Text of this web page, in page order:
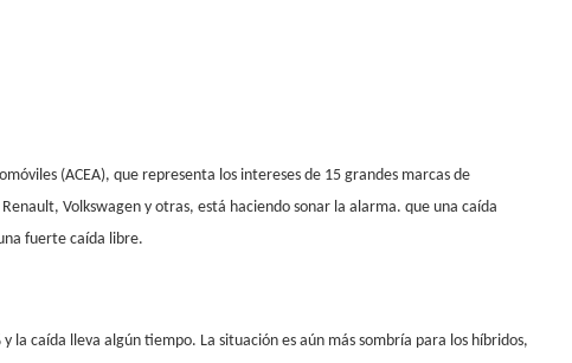
(ACEA), que representa los intereses de 15 grandes marcas de
Volkswagen y otras, está haciendo sonar la alarma. que una caída
fuerte caída libre.
la caída lleva algún tiempo. La situación es aún más sombría para los híbridos,